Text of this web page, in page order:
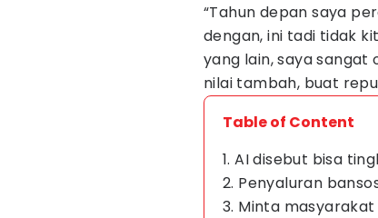
“Tahun depan saya
dengan, ini tadi tidak
yang lain, saya
nilai tambah, buat
Table of Content
1. AI disebut bisa
2. Penyaluran
3. Minta